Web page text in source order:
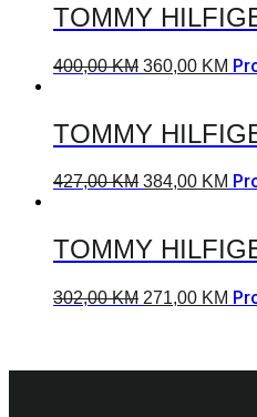
TOMMY
400,00KM 360,00 KM
TOMMY
427,00KM 384,00 KM
TOMMY
302,00KM 271,00 KM